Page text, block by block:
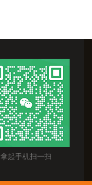
拿起手机扫一扫